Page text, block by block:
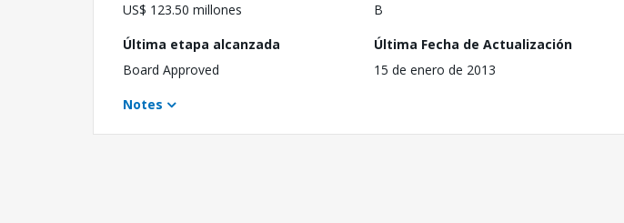
US$ 123.50 millones
B
Última etapa alcanzada
Board Approved
Última Fecha de Actualización
15 de enero de 2013
Notes